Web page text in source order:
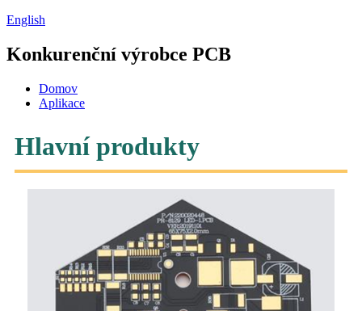
English
Konkurenční výrobce PCB
Domov
Aplikace
Hlavní produkty